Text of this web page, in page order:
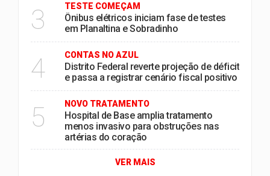
3 TESTE COMEÇAM
Ônibus elétricos iniciam fase de testes
em Planaltina e Sobradinho
4 CONTAS NO AZUL
Distrito Federal reverte projeção de déficit
e passa a registrar cenário fiscal positivo
5 NOVO TRATAMENTO
Hospital de Base amplia tratamento
menos invasivo para obstruções nas
artérias do coração
VER MAIS